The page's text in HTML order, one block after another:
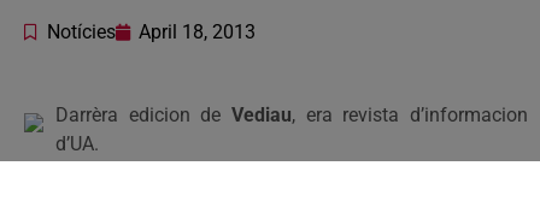
Notícies April 18, 2013
Darrèra edicion de Vediau, era revista d’informacion
d’UA.